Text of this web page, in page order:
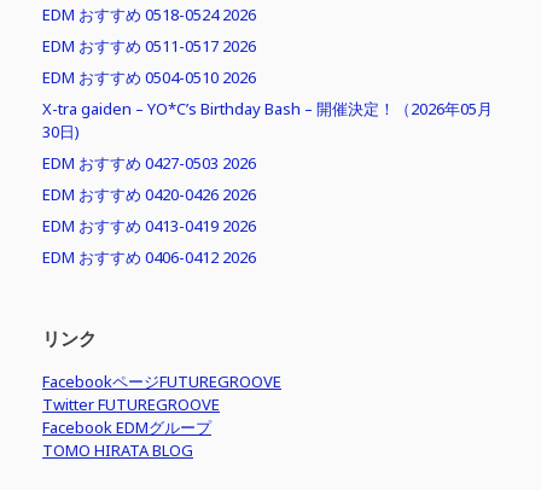
EDM おすすめ 0518-0524 2026
EDM おすすめ 0511-0517 2026
EDM おすすめ 0504-0510 2026
X-tra gaiden – YO*C’s Birthday Bash – 開催決定！（2026年05月
30日)
EDM おすすめ 0427-0503 2026
EDM おすすめ 0420-0426 2026
EDM おすすめ 0413-0419 2026
EDM おすすめ 0406-0412 2026
リンク
FacebookページFUTUREGROOVE
Twitter FUTUREGROOVE
Facebook EDMグループ
TOMO HIRATA BLOG